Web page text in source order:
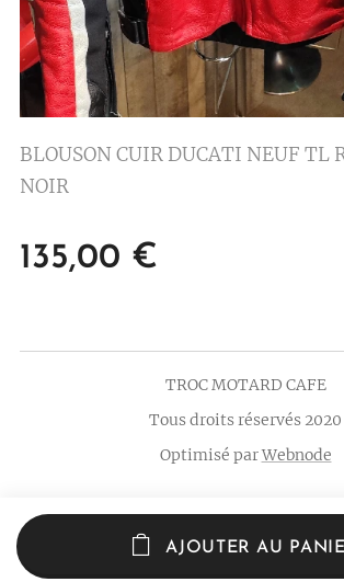
BLOUSON CUIR DUCATI NEUF TL
NOIR
135,00 €
AJOUTER AU
TROC MOTARD CAFE
Tous droits réservés 2020
Optimisé parWebnode